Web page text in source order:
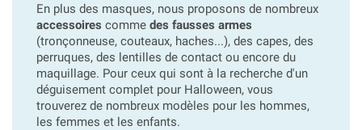
En plus des masques, nous proposons de nombreux
accessoires comme des fausses armes
(tronçonneuse, couteaux, haches...), des capes, des
perruques, des lentilles de contact ou encore du
maquillage. Pour ceux qui sont à la recherche d'un
déguisement complet pour Halloween, vous
trouverez de nombreux modèles pour les hommes,
les femmes et les enfants.